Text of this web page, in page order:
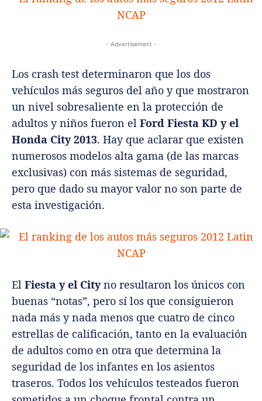
- Advertisement -
Los crash test determinaron que los dos
vehículos más seguros del año y que mostraron
un nivel sobresaliente en la protección de
adultos y niños fueron el Ford Fiesta KD y el
Honda City 2013. Hay que aclarar que existen
numerosos modelos alta gama (de las marcas
exclusivas) con más sistemas de seguridad,
pero que dado su mayor valor no son parte de
esta investigación.
El Fiesta y el Cityno resultaron los únicos con
buenas “notas”, pero sí los que consiguieron
nada más y nada menos que cuatro de cinco
estrellas de calificación, tanto en la evaluación
de adultos como en otra que determina la
seguridad de los infantes en los asientos
traseros. Todos los vehículos testeados fueron